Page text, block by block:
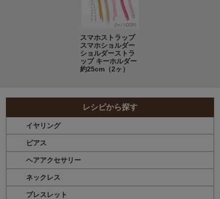
スマホストラップ
スマホショルダー
ショルダーストラ
ップ キーホルダー
約25cm（2ヶ）
レシピから探す
イヤリング
ピアス
ヘアアクセサリー
ネックレス
ブレスレット